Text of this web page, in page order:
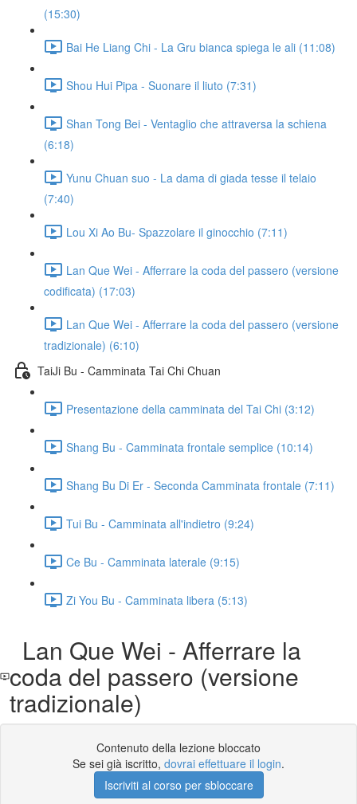
(15:30)
Bai He Liang Chi - La Gru bianca spiega le ali (11:08)
Shou Hui Pipa - Suonare il liuto (7:31)
Shan Tong Bei - Ventaglio che attraversa la schiena
(6:18)
Yunu Chuan suo - La dama di giada tesse il telaio
(7:40)
Lou Xi Ao Bu- Spazzolare il ginocchio (7:11)
Lan Que Wei - Afferrare la coda del passero (versione
codificata) (17:03)
Lan Que Wei - Afferrare la coda del passero (versione
tradizionale) (6:10)
TaiJi Bu - Camminata Tai Chi Chuan
Presentazione della camminata del Tai Chi (3:12)
Shang Bu - Camminata frontale semplice (10:14)
Shang Bu Di Er - Seconda Camminata frontale (7:11)
Tui Bu - Camminata all'indietro (9:24)
Ce Bu - Camminata laterale (9:15)
Zi You Bu - Camminata libera (5:13)
Lan Que Wei - Afferrare la
coda del passero (versione
tradizionale)
Contenuto della lezione bloccato
Se sei già iscritto, dovrai effettuare il login.
Iscriviti al corso per sbloccare